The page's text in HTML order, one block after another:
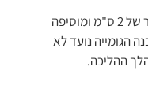
הגומייה מתאימה למקלות הליכה בקוטר של 2 ס"מ ומוסיפה
הגומייה נועד לא
ההליכה.